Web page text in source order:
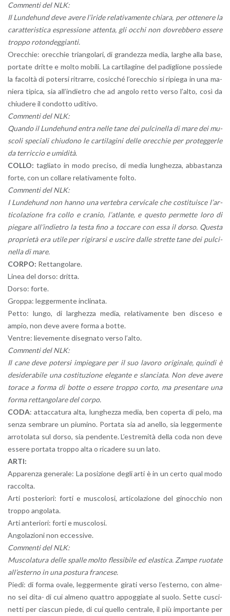
Com­men­ti del NLK:
Il Lun­de­hund deve avere l’i­ri­de re­la­ti­va­men­te chia­ra, per ot­te­ne­re la
ca­rat­te­ri­sti­ca espres­sio­ne at­ten­ta, gli occhi non do­vreb­be­ro es­se­re
trop­po ro­ton­deg­gian­ti.
Orec­chie: orec­chie trian­go­la­ri, di gran­dez­za media, lar­ghe alla base,
por­ta­te drit­te e molto mo­bi­li. La car­ti­la­gi­ne del pa­di­glio­ne pos­sie­de
la fa­col­tà di po­ter­si ri­trar­re, co­sic­ché l’o­rec­chio si ri­pie­ga in una ma­
nie­ra ti­pi­ca, sia al­l’in­die­tro che ad an­go­lo retto verso l’al­to, così da
chiu­de­re il con­dot­to udi­ti­vo.
Com­men­ti del NLK:
Quan­do il Lun­de­hund entra nelle tane dei pul­ci­nel­la di mare dei mu­
sco­li spe­cia­li chiu­do­no le car­ti­la­gi­ni delle orec­chie per pro­teg­ger­le
da ter­ric­cio e umi­di­tà.
COLLO: ta­glia­to in modo pre­ci­so, di media lun­ghez­za, ab­ba­stan­za
forte, con un col­la­re re­la­ti­va­men­te folto.
Com­men­ti del NLK:
I Lun­de­hund non hanno una ver­te­bra cer­vi­ca­le che co­sti­tui­sce l’ar­
ti­co­la­zio­ne fra collo e cra­nio, l’a­tlan­te, e que­sto per­met­te loro di
pie­ga­re al­l’in­die­tro la testa fino a toc­ca­re con essa il dorso. Que­sta
pro­prie­tà era utile per ri­gi­rar­si e usci­re dalle stret­te tane dei pul­ci­
nel­la di mare.
CORPO: Ret­tan­go­la­re.
Linea del dorso: drit­ta.
Dorso: forte.
Grop­pa: leg­ger­men­te in­cli­na­ta.
Petto: lungo, di lar­ghez­za media, re­la­ti­va­men­te ben di­sce­so e
ampio, non deve avere forma a botte.
Ven­tre: lie­ve­men­te di­se­gna­to verso l’al­to.
Com­men­ti del NLK:
Il cane deve po­ter­si im­pie­ga­re per il suo la­vo­ro ori­gi­na­le, quin­di è
de­si­de­ra­bi­le una co­sti­tu­zio­ne ele­gan­te e slan­cia­ta. Non deve avere
to­ra­ce a forma di botte o es­se­re trop­po corto, ma pre­sen­ta­re una
forma ret­tan­go­la­re del corpo.
CODA: at­tac­ca­tu­ra alta, lun­ghez­za media, ben co­per­ta di pelo, ma
senza sem­bra­re un piu­mi­no. Por­ta­ta sia ad anel­lo, sia leg­ger­men­te
ar­ro­to­la­ta sul dorso, sia pen­den­te. L’e­stre­mi­tà della coda non deve
es­se­re por­ta­ta trop­po alta o ri­ca­de­re su un lato.
ARTI:
Ap­pa­ren­za ge­ne­ra­le: La po­si­zio­ne degli arti è in un certo qual modo
rac­col­ta.
Arti po­ste­rio­ri: forti e mu­sco­lo­si, ar­ti­co­la­zio­ne del gi­noc­chio non
trop­po an­go­la­ta.
Arti an­te­rio­ri: forti e mu­sco­lo­si.
An­go­la­zio­ni non ec­ces­si­ve.
Com­men­ti del NLK:
Mu­sco­la­tu­ra delle spal­le molto fles­si­bi­le ed ela­sti­ca. Zampe ruo­ta­te
al­l’e­ster­no in una po­stu­ra fran­ce­se.
Piedi: di forma ovale, leg­ger­men­te gi­ra­ti verso l’e­ster­no, con al­me­
no sei dita- di cui al­me­no quat­tro ap­pog­gia­te al suolo. Sette cu­sci­
net­ti per cia­scun piede, di cui quel­lo cen­tra­le, il più im­por­tan­te per